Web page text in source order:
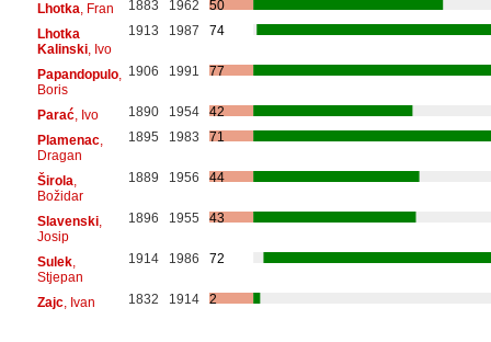
Lhotka , Fran 1883 1962
50
Lhotka
Kalinski, Ivo
1913 1987 74
Papandopulo,
Boris
1906 1991 77
Parać, Ivo 1890 1954
42
Plamenac,
Dragan
1895 1983 71
Širola
Božidar
1889 1956 44
Slavenski,
Josip
1896 1955 43
Sulek,
Stjepan
1914 1986 72
Zajc, Ivan 1832 1914 2